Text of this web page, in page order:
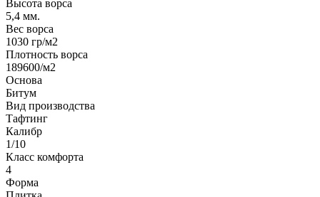
Высота ворса
5,4 мм.
Вес ворса
1030 гр/м2
Плотность ворса
189600/м2
Основа
Битум
Вид производства
Тафтинг
Калибр
1/10
Класс комфорта
4
Форма